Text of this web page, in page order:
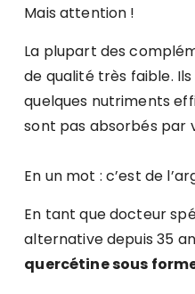
Mais attention !
La plupart des
de qualité très faible.
quelques nutriments
sont pas absorbés par
En un mot : c’est de
En tant que docteur
alternative depuis 35
quercétine sous